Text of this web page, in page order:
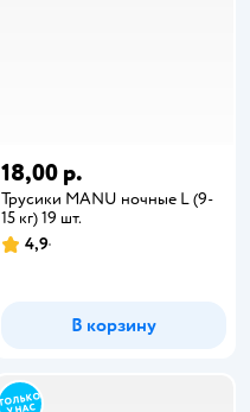
18,00 р.
Трусики MANU ночные L (9-
15 кг) 19 шт.
4,9
В корзину